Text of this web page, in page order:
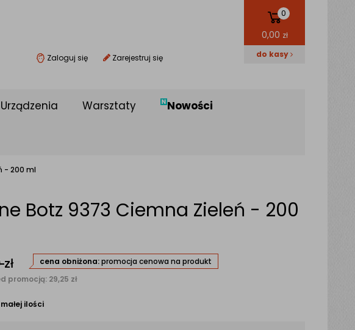
0
0,00 zł
do kasy
Zaloguj się Zarejestruj się
Urządzenia Warsztaty Nowości
- 200 ml
Botz 9373 Ciemna Zieleń - 200
zł cena obniżona:promocja cenowa na produkt
promocją: 29,25 zł
ilości